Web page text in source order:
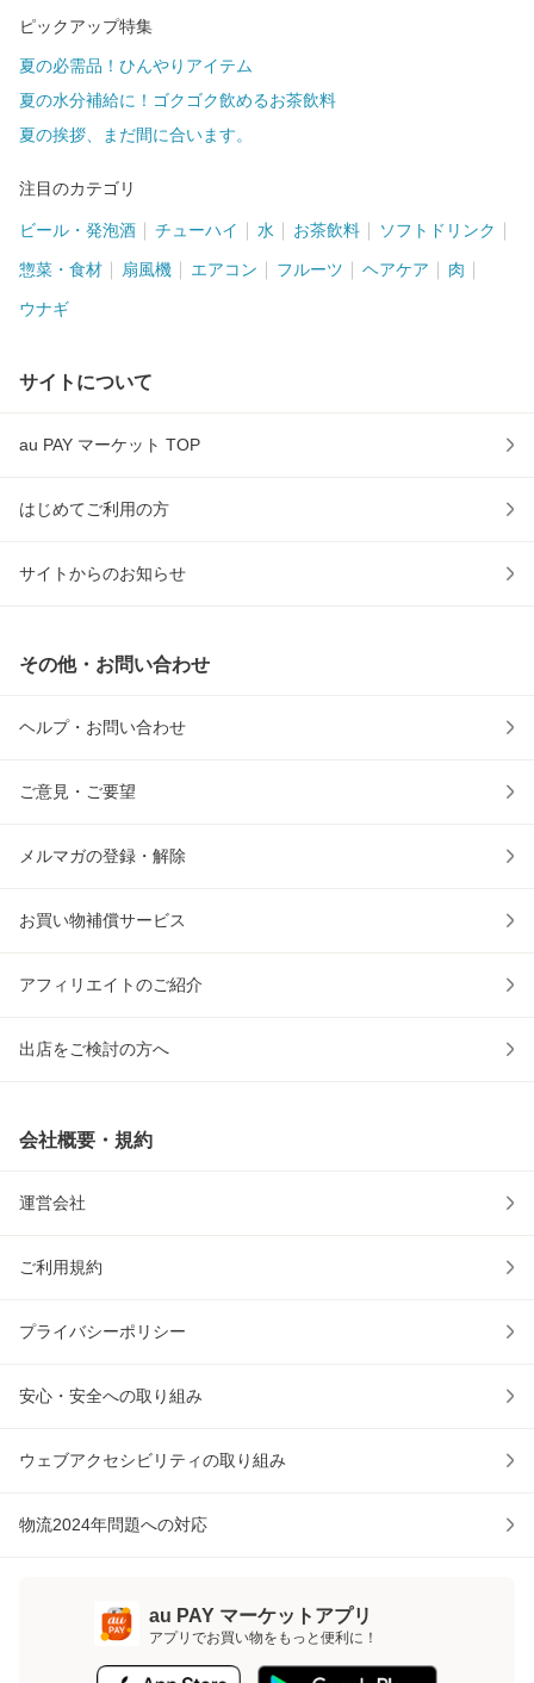
ピックアップ特集
夏の必需品！ひんやりアイテム
夏の水分補給に！ゴクゴク飲めるお茶飲料
夏の挨拶、まだ間に合います。
注目のカテゴリ
ビール・発泡酒 チューハイ 水 お茶飲料 ソフトドリンク
惣菜・食材 扇風機 エアコン フルーツ ヘアケア 肉
ウナギ
サイトについて
au PAY マーケット TOP
はじめてご利用の方
サイトからのお知らせ
その他・お問い合わせ
ヘルプ・お問い合わせ
ご意見・ご要望
メルマガの登録・解除
お買い物補償サービス
アフィリエイトのご紹介
出店をご検討の方へ
会社概要・規約
運営会社
ご利用規約
プライバシーポリシー
安心・安全への取り組み
ウェブアクセシビリティの取り組み
物流2024年問題への対応
au PAY マーケットアプリ
アプリでお買い物をもっと便利に！